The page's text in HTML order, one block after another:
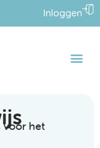
Inloggen
voor het